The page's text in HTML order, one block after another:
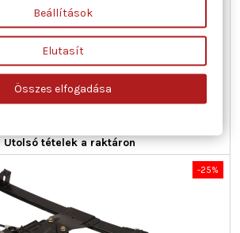
2, Beépítési oldal : bal első, Kiegészítő
info : Villanymotorral, Működési mód :
Tömeg [kg] : 1,200
Ár
31 207 FtNormál
69 348 Ft
Utolsó tételek a raktáron
-25%
Beállítások
Elutasít
Összes elfogadása